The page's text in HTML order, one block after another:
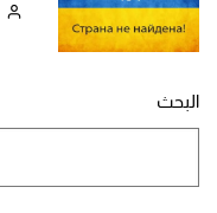
البحث